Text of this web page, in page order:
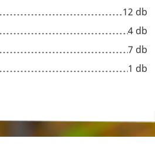
12 db
4 db
7 db
1 db